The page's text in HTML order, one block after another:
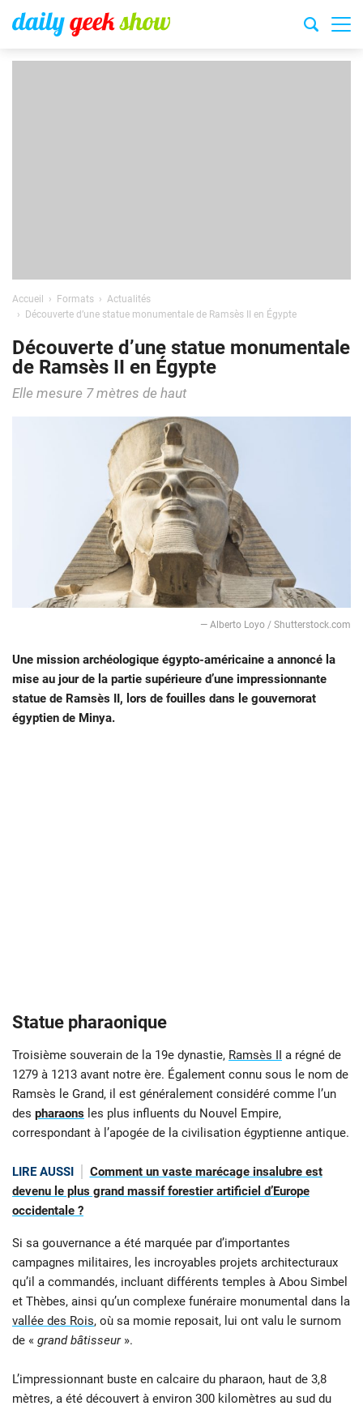
Accueil Formats
Actualités
Découverte d’une statue monumentale de Ramsès II en Égypte
Découverte d’une statue monumentale
de Ramsès II en Égypte
Elle mesure 7 mètres de haut
— Alberto Loyo / Shutterstock.com
Une mission archéologique égypto-américaine a annoncé la
mise au jour de la partie supérieure d’une impressionnante
statue de Ramsès II, lors de fouilles dans le gouvernorat
égyptien de Minya.
Statue pharaonique
Troisième souverain de la 19e dynastie, Ramsès II a régné de
1279 à 1213 avant notre ère. Également connu sous le nom de
Ramsès le Grand, il est généralement considéré comme l’un
des pharaons les plus influents du Nouvel Empire,
correspondant à l’apogée de la civilisation égyptienne antique.
LIRE AUSSI
Comment un vaste marécage insalubre est
devenu le plus grand massif forestier artificiel d’Europe
occidentale ?
Si sa gouvernance a été marquée par d’importantes
campagnes militaires, les incroyables projets architecturaux
qu’il a commandés, incluant différents temples à Abou Simbel
et Thèbes, ainsi qu’un complexe funéraire monumental dans la
vallée des Rois, où sa momie reposait, lui ont valu le surnom
de « grand bâtisseur».
L’impressionnant buste en calcaire du pharaon, haut de 3,8
mètres, a été découvert à environ 300 kilomètres au sud du